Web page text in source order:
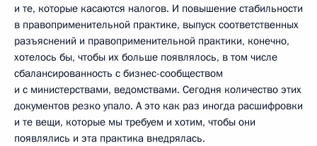
и те, которые касаются налогов. И повышение стабильности
в правоприменительной практике, выпуск соответственных
разъяснений и правоприменительной практики, конечно,
хотелось бы, чтобы их больше появлялось, в том числе
сбалансированность с бизнес-сообществом
и с министерствами, ведомствами. Сегодня количество этих
документов резко упало. А это как раз иногда расшифровки
и те вещи, которые мы требуем и хотим, чтобы они
появлялись и эта практика внедрялась.